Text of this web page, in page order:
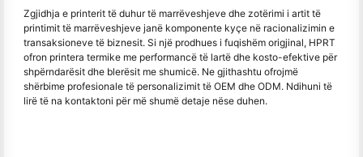
Zgjidhja e printerit të duhur të marrëveshjeve dhe zotërimi i artit të
printimit të marrëveshjeve janë komponente kyçe në racionalizimin e
transaksioneve të biznesit. Si një prodhues i fuqishëm origjinal, HPRT
ofron printera termike me performancë të lartë dhe kosto-efektive për
shpërndarësit dhe blerësit me shumicë. Ne gjithashtu ofrojmë
shërbime profesionale të personalizimit të OEM dhe ODM. Ndihuni të
lirë të na kontaktoni për më shumë detaje nëse duhen.